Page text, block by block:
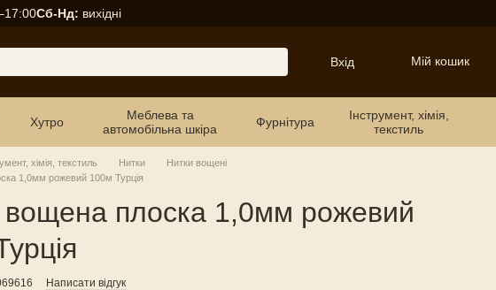
Сб-Нд: вихідні
Вхід Мій кошик
Хутро
Меблева та
автомобільна шкіра
Фурнітура
Інструмент, хімія,
текстиль
хімія, текстиль Нитки
Нитки вощені
1,0мм рожевий 100м Турція
вощена плоска 1,0мм рожевий
Написати відгук